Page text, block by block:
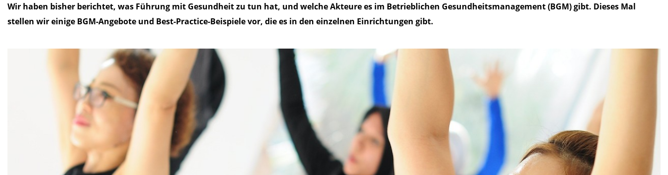
Wir haben bisher berichtet, was Führung mit Gesundheit zu tun hat, und welche Akteure es im Betrieblichen Gesundheitsmanagement (BGM) gibt. Dieses Mal
stellen wir einige BGM-Angebote und Best-Practice-Beispiele vor, die es in den einzelnen Einrichtungen gibt.